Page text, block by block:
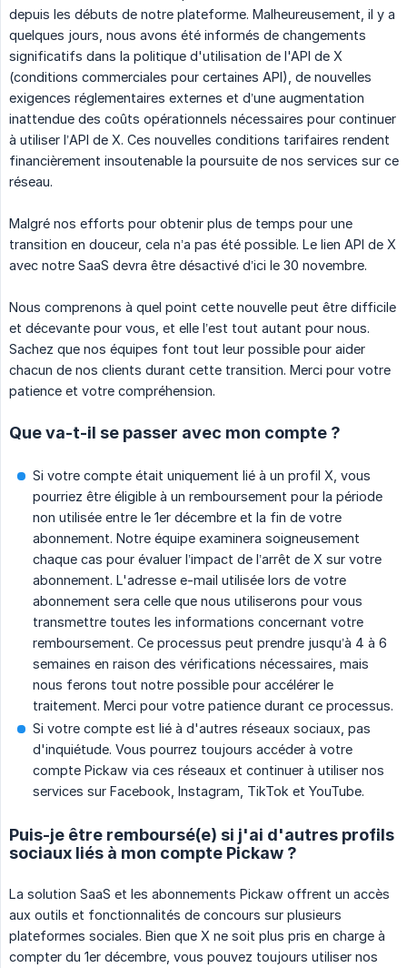
depuis les débuts de notre plateforme. Malheureusement, il y a
quelques jours, nous avons été informés de changements
significatifs dans la politique d'utilisation de l'API de X
(conditions commerciales pour certaines API), de nouvelles
exigences réglementaires externes et d’une augmentation
inattendue des coûts opérationnels nécessaires pour continuer
à utiliser l’API de X. Ces nouvelles conditions tarifaires rendent
financièrement insoutenable la poursuite de nos services sur ce
réseau.
Malgré nos efforts pour obtenir plus de temps pour une
transition en douceur, cela n’a pas été possible. Le lien API de X
avec notre SaaS devra être désactivé d’ici le 30 novembre.
Nous comprenons à quel point cette nouvelle peut être difficile
et décevante pour vous, et elle l’est tout autant pour nous.
Sachez que nos équipes font tout leur possible pour aider
chacun de nos clients durant cette transition. Merci pour votre
patience et votre compréhension.
Que va-t-il se passer avec mon compte ?
Si votre compte était uniquement lié à un profil X, vous
pourriez être éligible à un remboursement pour la période
non utilisée entre le 1er décembre et la fin de votre
abonnement. Notre équipe examinera soigneusement
chaque cas pour évaluer l’impact de l’arrêt de X sur votre
abonnement. L'adresse e-mail utilisée lors de votre
abonnement sera celle que nous utiliserons pour vous
transmettre toutes les informations concernant votre
remboursement. Ce processus peut prendre jusqu’à 4 à 6
semaines en raison des vérifications nécessaires, mais
nous ferons tout notre possible pour accélérer le
traitement. Merci pour votre patience durant ce processus.
Si votre compte est lié à d'autres réseaux sociaux, pas
d'inquiétude. Vous pourrez toujours accéder à votre
compte Pickaw via ces réseaux et continuer à utiliser nos
services sur Facebook, Instagram, TikTok et YouTube.
Puis-je être remboursé(e) si j'ai d'autres profils
sociaux liés à mon compte Pickaw ?
La solution SaaS et les abonnements Pickaw offrent un accès
aux outils et fonctionnalités de concours sur plusieurs
plateformes sociales. Bien que X ne soit plus pris en charge à
compter du 1er décembre, vous pouvez toujours utiliser nos